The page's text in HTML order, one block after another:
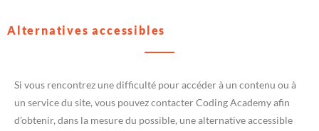
Alternatives accessibles
Si vous rencontrez une difficulté pour accéder à un contenu ou à
un service du site, vous pouvez contacter Coding Academy afin
d’obtenir, dans la mesure du possible, une alternative accessible